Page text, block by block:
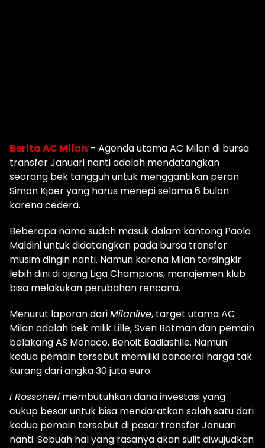
Berita AC Milan – Agenda utama AC Milan di bursa
transfer Januari nanti adalah mendatangkan
seorang bek tangguh untuk menggantikan peran
Simon Kjaer yang harus menepi selama 6 bulan
karena cedera.
Beberapa nama sudah masuk dalam kantong Paolo
Maldini untuk didatangkan pada bursa transfer
musim dingin nanti. Namun karena Milan tersingkir
lebih dini di ajang Liga Champions, manajemen klub
bisa melakukan perubahan rencana.
Menurut laporan dariMilanlive, target utama AC
Milan adalah bek milik Lille, Sven Botman dan pemain
belakang AS Monaco, Benoit Badiashile. Namun
kedua pemain tersebut memiliki banderol harga tak
kurang dari angka 30 juta euro.
I Rossoneri membutuhkan dana investasi yang
cukup besar untuk bisa mendaratkan salah satu dari
kedua pemain tersebut di pasar transfer Januari
nanti. Sebuah hal yang rasanya akan sulit diwujudkan